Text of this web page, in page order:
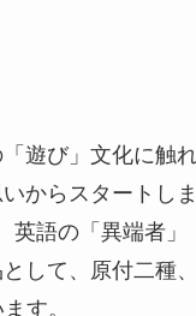
遊び」文化に触
からスタートし
語の「異端者」
して、原付二種
す。